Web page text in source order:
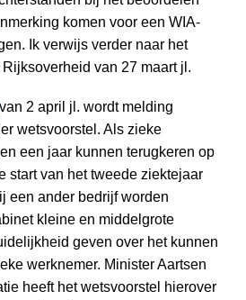
komen voor een WIA-
Ik verwijs verder naar het
van 27 maart jl.
2 april jl. wordt melding
wetsvoorstel. Als zieke
een jaar kunnen terugkeren op
start van het tweede ziektejaar
een ander bedrijf worden
kleine en middelgrote
geven over het kunnen
werknemer. Minister Aartsen
heeft het wetsvoorstel hierover